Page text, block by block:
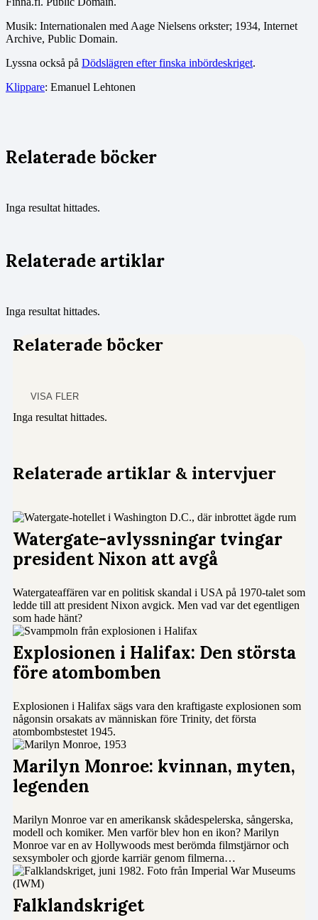
Musik: Internationalen med Aage Nielsens orkster; 1934, Internet
Archive, Public Domain.
Lyssna också på Dödslägren efter finska inbördeskriget.
Klippare: Emanuel Lehtonen
Relaterade böcker
Inga resultat hittades.
Relaterade artiklar
Inga resultat hittades.
Relaterade böcker
VISA FLER
Inga resultat hittades.
Relaterade artiklar & intervjuer
Watergate-avlyssningar tvingar
president Nixon att avgå
Watergateaffären var en politisk skandal i USA på 1970-talet som
ledde till att president Nixon avgick. Men vad var det egentligen
som hade hänt?
Explosionen i Halifax: Den största
före atombomben
Explosionen i Halifax sägs vara den kraftigaste explosionen som
någonsin orsakats av människan före Trinity, det första
atombombstestet 1945.
Marilyn Monroe: kvinnan, myten,
legenden
Marilyn Monroe var en amerikansk skådespelerska, sångerska,
modell och komiker. Men varför blev hon en ikon? Marilyn
Monroe var en av Hollywoods mest berömda filmstjärnor och
sexsymboler och gjorde karriär genom filmerna…
Falklandskriget